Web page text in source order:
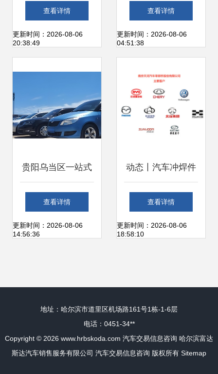
华晨宝马铁西工厂
之旅与购车智慧
查看详情
更新时间：2026-08-06
20:38:49
惕陷阱，切勿盲目
购买
查看详情
更新时间：2026-08-06
04:51:38
贵阳乌当区一站式
汽车服务 违章咨
询、二手车交易发
查看详情
更新时间：2026-08-06
14:56:36
动态丨汽车冲焊件
领域国产佼佼者南
京天河汽车零部件
目
查看详情
更新时间：2026-08-06
18:58:10
地址：哈尔滨市道里区机场路161号1栋-1-6层
电话：0451-34**
Copyright © 2026 www.hrbskoda.com 汽车交易信息咨询 哈尔滨富达
斯达汽车销售服务有限公司 汽车交易信息咨询 版权所有 Sitemap